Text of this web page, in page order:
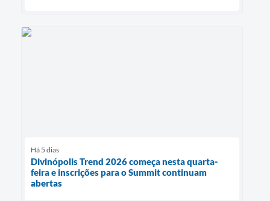
Há 5 dias
Divinópolis Trend 2026 começa nesta quarta-
feira e inscrições para o Summit continuam
abertas